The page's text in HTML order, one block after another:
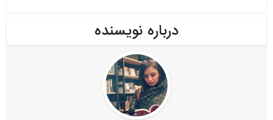
درباره نویسنده